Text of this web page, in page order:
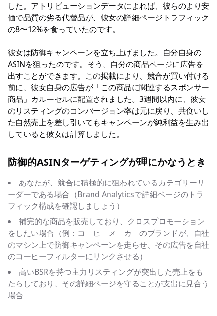
した。アトリビューションデータによれば、彼らのより安
価で品質の劣る代替品が、彼女の詳細ページトラフィック
の8〜12%を食っていたのです。
彼女は防御キャンペーンを立ち上げました。自分自身の
ASINを狙ったのです。そう、自分の商品ページに広告を
出すことができます。この掲載により、競合が買い付ける
前に、彼女自身の広告が「この商品に関連するスポンサー
商品」カルーセルに配置されました。3週間以内に、彼女
のリスティングのコンバージョン率は元に戻り、共食いし
た自然売上を差し引いてもキャンペーンが純利益を生み出
していると彼女は計算しました。
防御的ASINターゲティングが理にかなうとき
あなたが、競合に積極的に狙われているカテゴリーリ
ーダーである場合（Brand Analyticsで詳細ページのトラ
フィック構成を確認しましょう）
補完的な商品を販売しており、クロスプロモーション
をしたい場合（例：コーヒーメーカーのブランドが、自社
のマシン上で防御キャンペーンを走らせ、その広告を自社
のコーヒーフィルターにリンクさせる）
高いBSRを持つ主力リスティングが突出した売上をも
たらしており、その詳細ページを守ることが支出に見合う
場合